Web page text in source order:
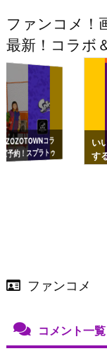
ファンコメ！
最新！コラボ
コラ
予約！スプラトゥ
ップも渋谷Hz
い
す
ファンコメ
コメント一覧